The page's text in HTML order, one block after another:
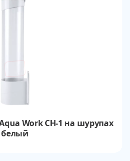
Work СН-1 на шурупах
белый